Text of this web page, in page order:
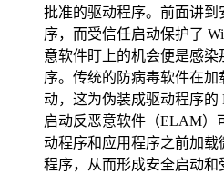
批准的驱动程序。前面讲
序，而受信任启动保护了
意软件盯上的机会便是感染
序。传统的防病毒软件在
动，这为伪装成驱动程序的
启动反恶意软件（ELAM）
动程序和应用程序之前加
程序，从而形成安全启动